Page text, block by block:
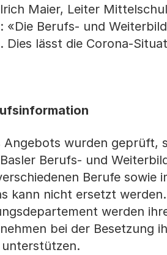
Maier, Leiter
Berufs- und
lässt die Corona-
wurden geprüft,
Berufs- und
Berufe sowie
kann nicht ersetzt
werden
bei der Besetzung